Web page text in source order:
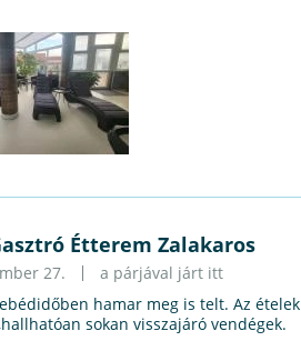
Étterem Zalakaros
27.
a párjával járt itt
hamar meg is telt. Az ételek
sokan visszajáró vendégek.